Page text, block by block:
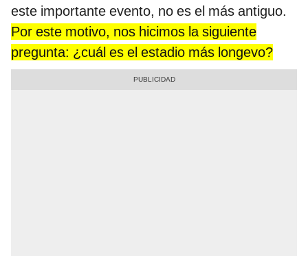
este importante evento, no es el más antiguo.
Por este motivo, nos hicimos la siguiente
pregunta: ¿cuál es el estadio más longevo?